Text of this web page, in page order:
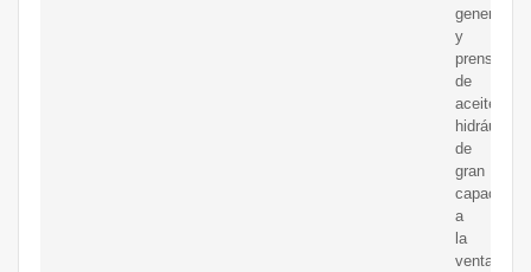
general
y
prensas
de
aceite
hidráulicas
de
gran
capacidad
a
la
venta.